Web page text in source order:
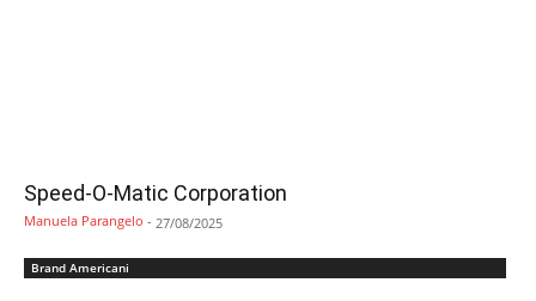
Speed-O-Matic Corporation
Manuela Parangelo - 27/08/2025
Brand Americani